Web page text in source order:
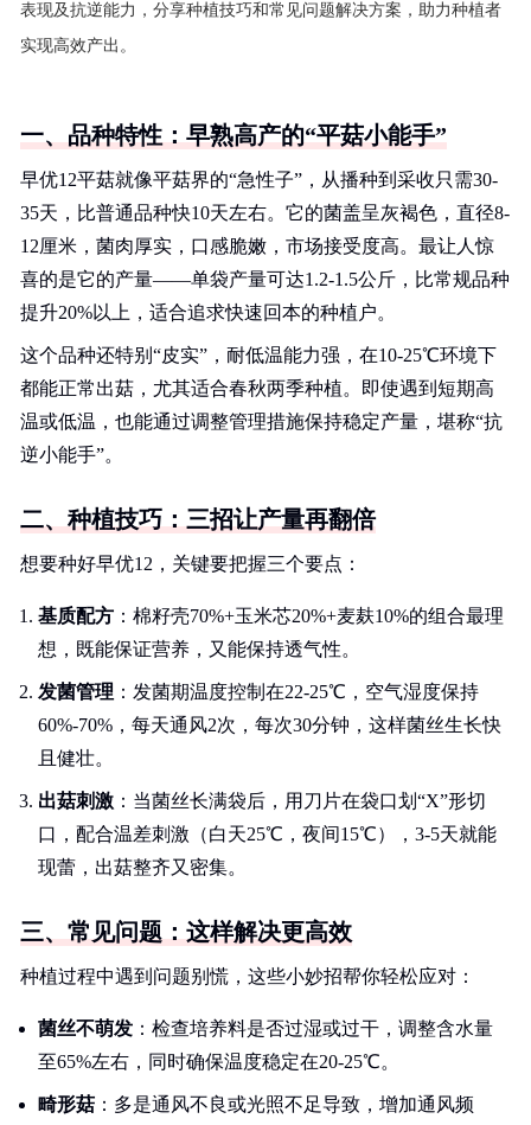
表现及抗逆能力，分享种植技巧和常见问题解决方案，助力种植者
实现高效产出。
一、品种特性：早熟高产的“平菇小能手”
早优12平菇就像平菇界的“急性子”，从播种到采收只需30-
35天，比普通品种快10天左右。它的菌盖呈灰褐色，直径8-
12厘米，菌肉厚实，口感脆嫩，市场接受度高。最让人惊
喜的是它的产量——单袋产量可达1.2-1.5公斤，比常规品种
提升20%以上，适合追求快速回本的种植户。
这个品种还特别“皮实”，耐低温能力强，在10-25℃环境下
都能正常出菇，尤其适合春秋两季种植。即使遇到短期高
温或低温，也能通过调整管理措施保持稳定产量，堪称“抗
逆小能手”。
二、种植技巧：三招让产量再翻倍
想要种好早优12，关键要把握三个要点：
基质配方 ：棉籽壳70%+玉米芯20%+麦麸10%的组合最理
想，既能保证营养，又能保持透气性。
发菌管理 ：发菌期温度控制在22-25℃，空气湿度保持
60%-70%，每天通风2次，每次30分钟，这样菌丝生长快
且健壮。
出菇刺激 ：当菌丝长满袋后，用刀片在袋口划“X”形切
口，配合温差刺激（白天25℃，夜间15℃），3-5天就能
现蕾，出菇整齐又密集。
三、常见问题：这样解决更高效
种植过程中遇到问题别慌，这些小妙招帮你轻松应对：
菌丝不萌发 ：检查培养料是否过湿或过干，调整含水量
至65%左右，同时确保温度稳定在20-25℃。
畸形菇 ：多是通风不良或光照不足导致，增加通风频